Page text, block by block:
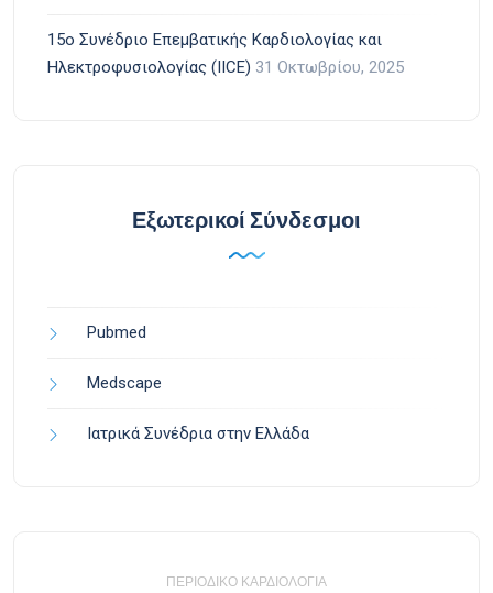
15ο Συνέδριο Επεμβατικής Καρδιολογίας και
Ηλεκτροφυσιολογίας (IICE) 31 Οκτωβρίου, 2025
Εξωτερικοί Σύνδεσμοι
Pubmed
Medscape
Ιατρικά Συνέδρια στην Ελλάδα
ΠΕΡΙΟΔΙΚΌ ΚΑΡΔΙΟΛΟΓΊΑ